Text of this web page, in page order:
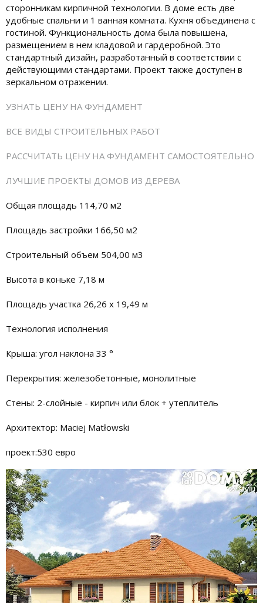
сторонникам кирпичной технологии. В доме есть две
удобные спальни и 1 ванная комната. Кухня объединена с
гостиной. Функциональность дома была повышена,
размещением в нем кладовой и гардеробной. Это
стандартный дизайн, разработанный в соответствии с
действующими стандартами. Проект также доступен в
зеркальном отражении.
УЗНАТЬ ЦЕНУ НА ФУНДАМЕНТ
ВСЕ ВИДЫ СТРОИТЕЛЬНЫХ РАБОТ
РАССЧИТАТЬ ЦЕНУ НА ФУНДАМЕНТ САМОСТОЯТЕЛЬНО
ЛУЧШИЕ ПРОЕКТЫ ДОМОВ ИЗ ДЕРЕВА
Общая площадь 114,70 м2
Площадь застройки 166,50 м2
Строительный объем 504,00 м3
Высота в коньке 7,18 м
Площадь участка 26,26 x 19,49 м
Технология исполнения
Крыша: угол наклона 33 °
Перекрытия: железобетонные, монолитные
Стены: 2-слойные - кирпич или блок + утеплитель
Архитектор: Maciej Matłowski
проект:530 евро